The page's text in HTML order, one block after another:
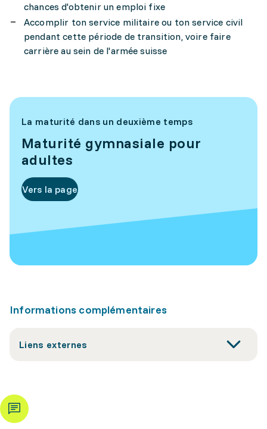
chances d'obtenir un emploi fixe
Accomplir ton service militaire ou ton service civil
pendant cette période de transition, voire faire
carrière au sein de l'armée suisse
La maturité dans un deuxième temps
Maturité gymnasiale pour
adultes
Vers la page
Informations complémentaires
Liens externes